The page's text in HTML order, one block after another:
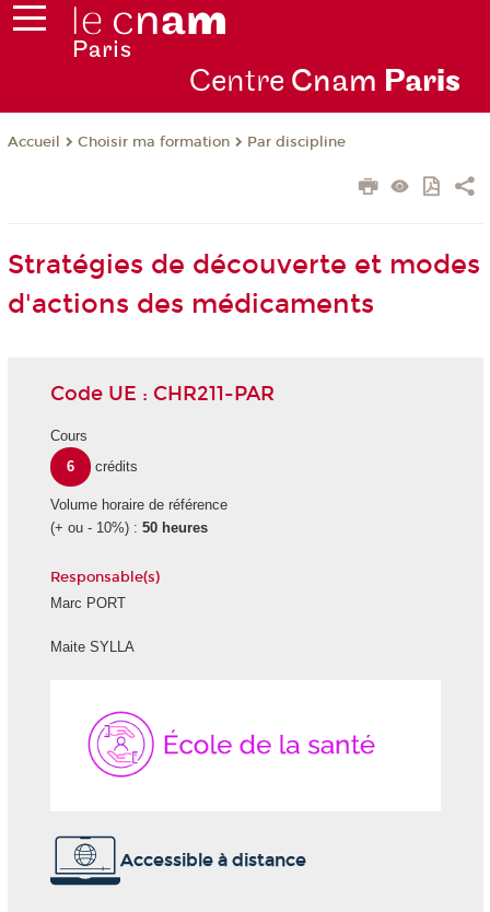
Centre Cnam Paris
Accueil Choisir ma formation Par discipline
Stratégies de découverte et modes
d'actions des médicaments
Code UE : CHR211-PAR
Cours
6
crédits
Volume horaire de référence
(+ ou - 10%) : 50 heures
Responsable(s)
Marc PORT
Maite SYLLA
Accessible à distance